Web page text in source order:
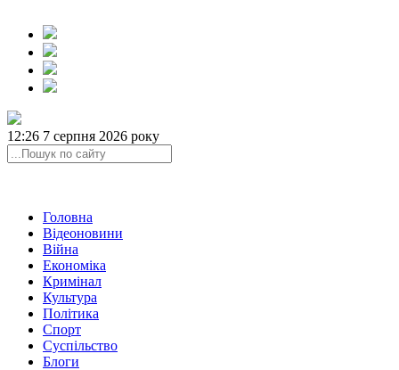
12:26 7 серпня 2026 року
Головна
Відеоновини
Війна
Економіка
Кримінал
Культура
Політика
Спорт
Суспільство
Блоги